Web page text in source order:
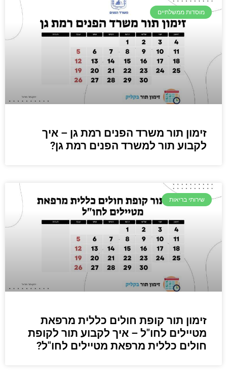
מוסדות ממשלתיים
זימון תור משרד הפנים רמת גן – איך
לקבוע תור למשרד הפנים רמת גן?
שירותי בריאות
זימון תור קופת חולים כללית מרפאת
מטיילים לחו"ל – איך לקבוע תור לקופת
חולים כללית מרפאת מטיילים לחו"ל?